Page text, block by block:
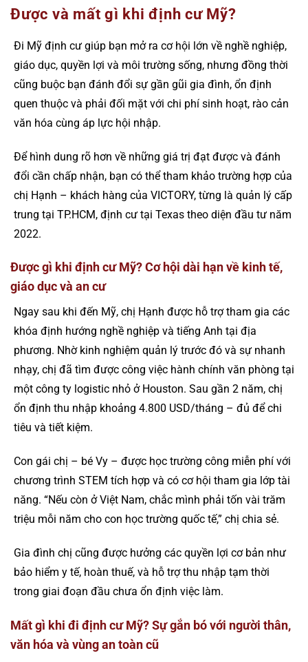
Được và mất gì khi định cư Mỹ?
Đi Mỹ định cư giúp bạn mở ra cơ hội lớn về nghề nghiệp,
giáo dục, quyền lợi và môi trường sống, nhưng đồng thời
cũng buộc bạn đánh đổi sự gần gũi gia đình, ổn định
quen thuộc và phải đối mặt với chi phí sinh hoạt, rào cản
văn hóa cùng áp lực hội nhập.
Để hình dung rõ hơn về những giá trị đạt được và đánh
đổi cần chấp nhận, bạn có thể tham khảo trường hợp của
chị Hạnh – khách hàng của VICTORY, từng là quản lý cấp
trung tại TP.HCM, định cư tại Texas theo diện đầu tư năm
2022.
Được gì khi định cư Mỹ? Cơ hội dài hạn về kinh tế,
giáo dục và an cư
Ngay sau khi đến Mỹ, chị Hạnh được hỗ trợ tham gia các
khóa định hướng nghề nghiệp và tiếng Anh tại địa
phương. Nhờ kinh nghiệm quản lý trước đó và sự nhanh
nhạy, chị đã tìm được công việc hành chính văn phòng tại
một công ty logistic nhỏ ở Houston. Sau gần 2 năm, chị
ổn định thu nhập khoảng 4.800 USD/tháng – đủ để chi
tiêu và tiết kiệm.
Con gái chị – bé Vy – được học trường công miễn phí với
chương trình STEM tích hợp và có cơ hội tham gia lớp tài
năng. “Nếu còn ở Việt Nam, chắc mình phải tốn vài trăm
triệu mỗi năm cho con học trường quốc tế,” chị chia sẻ.
Gia đình chị cũng được hưởng các quyền lợi cơ bản như
bảo hiểm y tế, hoàn thuế, và hỗ trợ thu nhập tạm thời
trong giai đoạn đầu chưa ổn định việc làm.
Mất gì khi đi định cư Mỹ? Sự gắn bó với người thân,
văn hóa và vùng an toàn cũ